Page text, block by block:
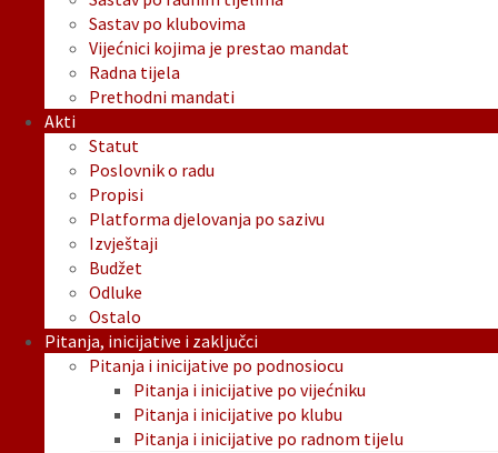
Sastav po klubovima
Vijećnici kojima je prestao mandat
Radna tijela
Prethodni mandati
Akti
Statut
Poslovnik o radu
Propisi
Platforma djelovanja po sazivu
Izvještaji
Budžet
Odluke
Ostalo
Pitanja, inicijative i zaključci
Pitanja i inicijative po podnosiocu
Pitanja i inicijative po vijećniku
Pitanja i inicijative po klubu
Pitanja i inicijative po radnom tijelu